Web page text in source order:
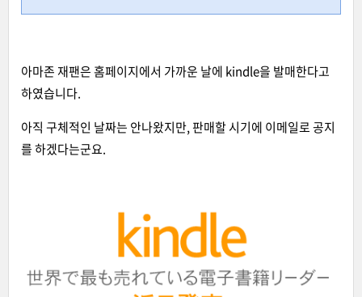
아마존 재팬은 홈페이지에서 가까운 날에 kindle을 발매한다고
하였습니다.
아직 구체적인 날짜는 안나왔지만, 판매할 시기에 이메일로 공지
를 하겠다는군요.